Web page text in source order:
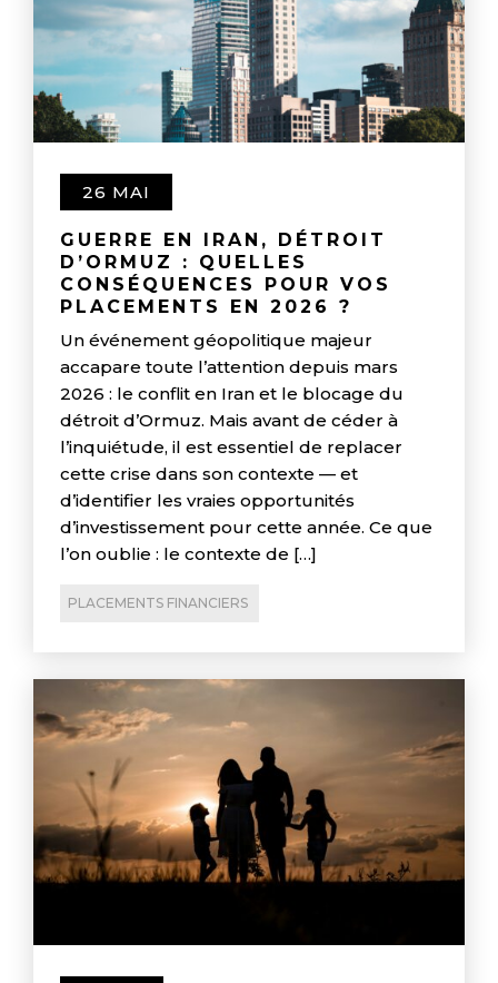
26 MAI
GUERRE EN IRAN, DÉTROIT
D’ORMUZ : QUELLES
CONSÉQUENCES POUR VOS
PLACEMENTS EN 2026 ?
Un événement géopolitique majeur
accapare toute l’attention depuis mars
2026 : le conflit en Iran et le blocage du
détroit d’Ormuz. Mais avant de céder à
l’inquiétude, il est essentiel de replacer
cette crise dans son contexte — et
d’identifier les vraies opportunités
d’investissement pour cette année. Ce que
l’on oublie : le contexte de […]
PLACEMENTS FINANCIERS